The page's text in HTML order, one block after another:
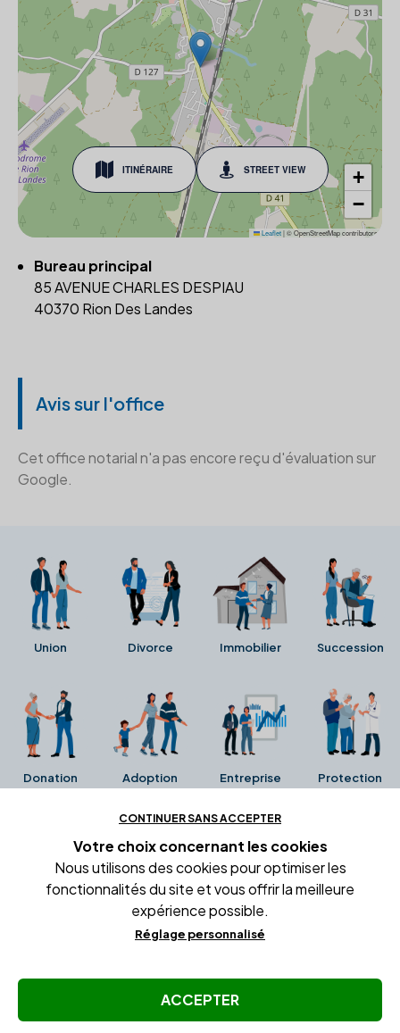
ITINÉRAIRE STREET VIEW
+
−
Leaflet|© OpenStreetMap contributors
Bureau principal
85 AVENUE CHARLES DESPIAU
40370 Rion Des Landes
Avis sur l'office
Cet office notarial n'a pas encore reçu d'évaluation sur
Google.
Union Divorce Immobilier Succession
Donation Adoption Entreprise Protection
Ces avis proviennent directement de la fiche Google
Business de l'office notarial. Ils n'ont ni été collectés ni
été vérifiés par Alexia.fr.
Conditions générales d'utilisation
Gestion des cookies
CONTINUER SANS ACCEPTER
Votre choix concernant les cookies
Nous utilisons des cookies pour optimiser les
fonctionnalités du site et vous offrir la meilleure
expérience possible.
Réglage personnalisé
ACCEPTER